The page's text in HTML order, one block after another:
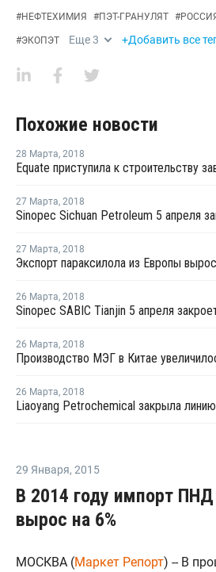
#НЕФТЕХИМИЯ #ПЭТ-ГРАНУЛЯТ #
#ЭКОПЭТ Еще3 +Добавить все
Похожие новости
28 Марта, 2018
Equate приступила к строительству
27 Марта, 2018
27 Марта, 2018
26 Марта, 2018
26 Марта, 2018
Производство МЭГ в Китае
26 Марта, 2018
29 Января, 2015
В 2014 году импорт
вырос на 6%
МОСКВА (Маркет Репорт) -- В